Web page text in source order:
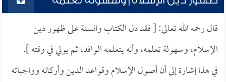
قال رحمه الله تعالى: [ فقد دل الكتاب والسنة على ظهور دين
الإسلام، وسهولة تعلمه، وأنه يتعلمه الوافد، ثم يولي في وقته ].
في هذا إشارة إلى أن أصول الإسلام وقواعد الدين وأركانه وواجباته